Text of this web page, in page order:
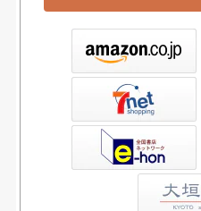
書店ウェブストア